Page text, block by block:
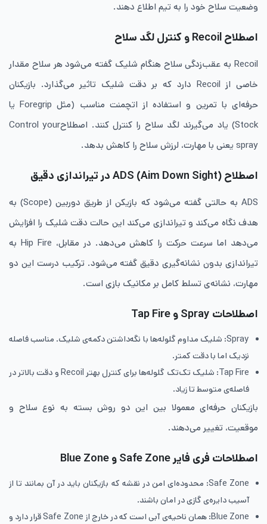
وضعیت سلاح خود را به تیم اطلاع دهند.
اصطلاح Recoil و کنترل لگد سلاح
Recoil به عقب‌زدگی سلاح هنگام شلیک گفته می‌شود هر سلاح مقدار
خاصی از Recoil دارد که بر دقت شلیک تاثیر می‌گذارد. بازیکنان
حرفه‌ای با تمرین و استفاده از اتچمنت مناسب (مثل Foregrip یا
Stock) یاد می‌گیرند لگد سلاح را کنترل کنند. اصطلاحControl your
spray یعنی با مهارت، لرزش سلاح را کاهش بدهد.
اصطلاح ADS (Aim Down Sight) در تیراندازی دقیق
ADS به حالتی گفته می‌شود که بازیکن از طریق دوربین (Scope) به
هدف نگاه می‌کند و تیراندازی می‌کند این حالت دقت شلیک را افزایش
می‌دهد اما سرعت حرکت را کاهش می‌دهد. در مقابل، Hip Fire به
تیراندازی بدون نشانه‌گیری دقیق گفته می‌شود. ترکیب درست این دو
مهارت، نشانه‌ی تسلط کامل بر مکانیک بازی است.
اصطلاحات Spray و Tap Fire
Spray: شلیک مداوم گلوله‌ها با نگه‌داشتن دکمه‌ی شلیک. مناسب فاصله
نزدیک اما با دقت کمتر.
Tap Fire: شلیک تک‌تک گلوله‌ها برای کنترل بهتر Recoil و دقت بالاتر در
فاصله‌ی متوسط تا زیاد.
بازیکنان حرفه‌ای معمولا بین این دو روش بسته به نوع سلاح و
موقعیت، تغییر می‌دهند.
اصطلاحات فری فایر Safe Zone و Blue Zone
Safe Zone: محدوده‌ای امن در نقشه که بازیکنان باید در آن بمانند تا از
آسیب دایره‌ی گازی در امان باشند.
Blue Zone: همان ناحیه‌ی آبی است که در خارج از Safe Zone قرار دارد و